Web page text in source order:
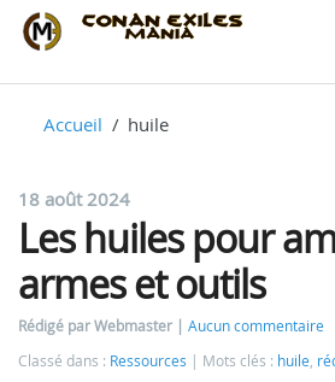
Accueil huile
18 août 2024
Les huiles pour
armes et outils
Rédigé par Webmaster
Aucun commentaire
Classé dans : Ressources Mots clés : huile